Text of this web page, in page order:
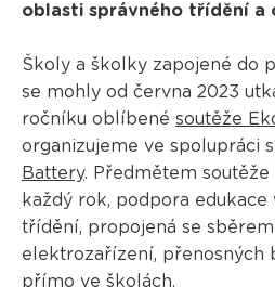
oblasti správného třídění a
Školy a školky zapojené do
se mohly od června 2023
ročníku oblíbené soutěže
organizujeme ve spolupráci
Battery. Předmětem soutěže
každý rok, podpora
třídění, propojená se
elektrozařízení, přenosných
přímo ve školách.